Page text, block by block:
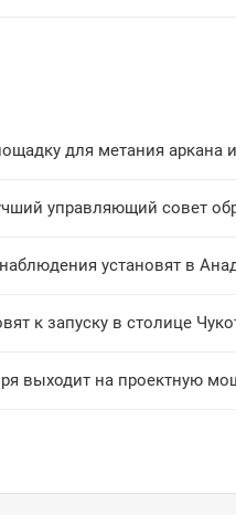
для метания аркана
управляющий совет
установят в
к запуску в столице
выходит на проектную